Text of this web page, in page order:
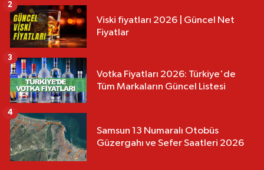
Viski fiyatları 2026 | Güncel Net
Fiyatlar
2
Votka Fiyatları 2026: Türkiye'de
Tüm Markaların Güncel Listesi
3
Samsun 13 Numaralı Otobüs
Güzergahı ve Sefer Saatleri 2026
4